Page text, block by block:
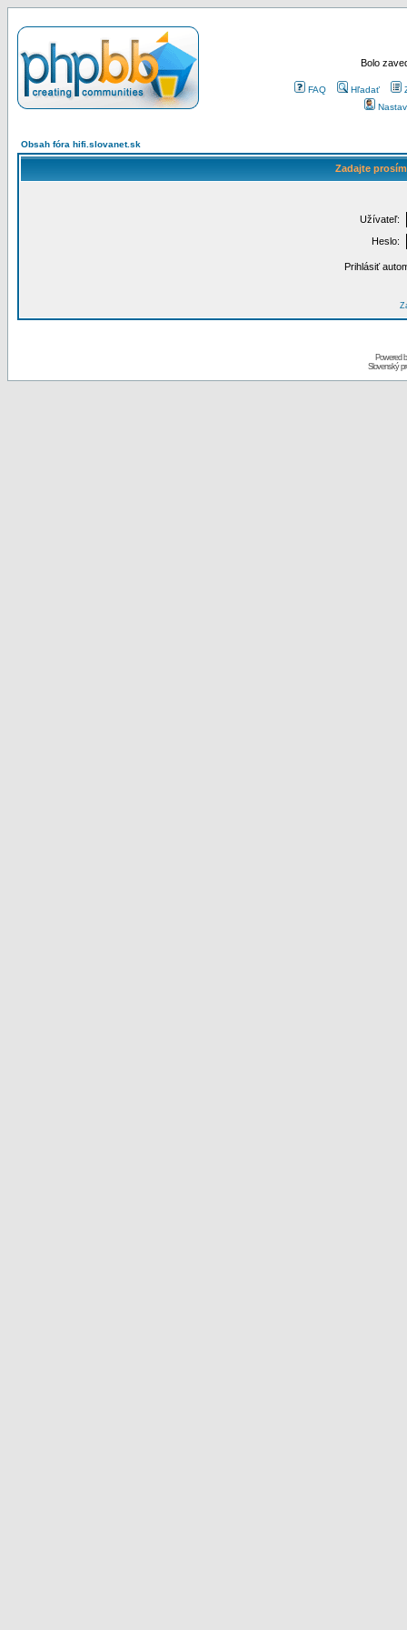
Bolo
FAQ Hľadať
Obsah fóra hifi.slovanet.sk
Zadajte
Užívateľ:
Heslo:
Prihlásiť
Powered
Slovenský